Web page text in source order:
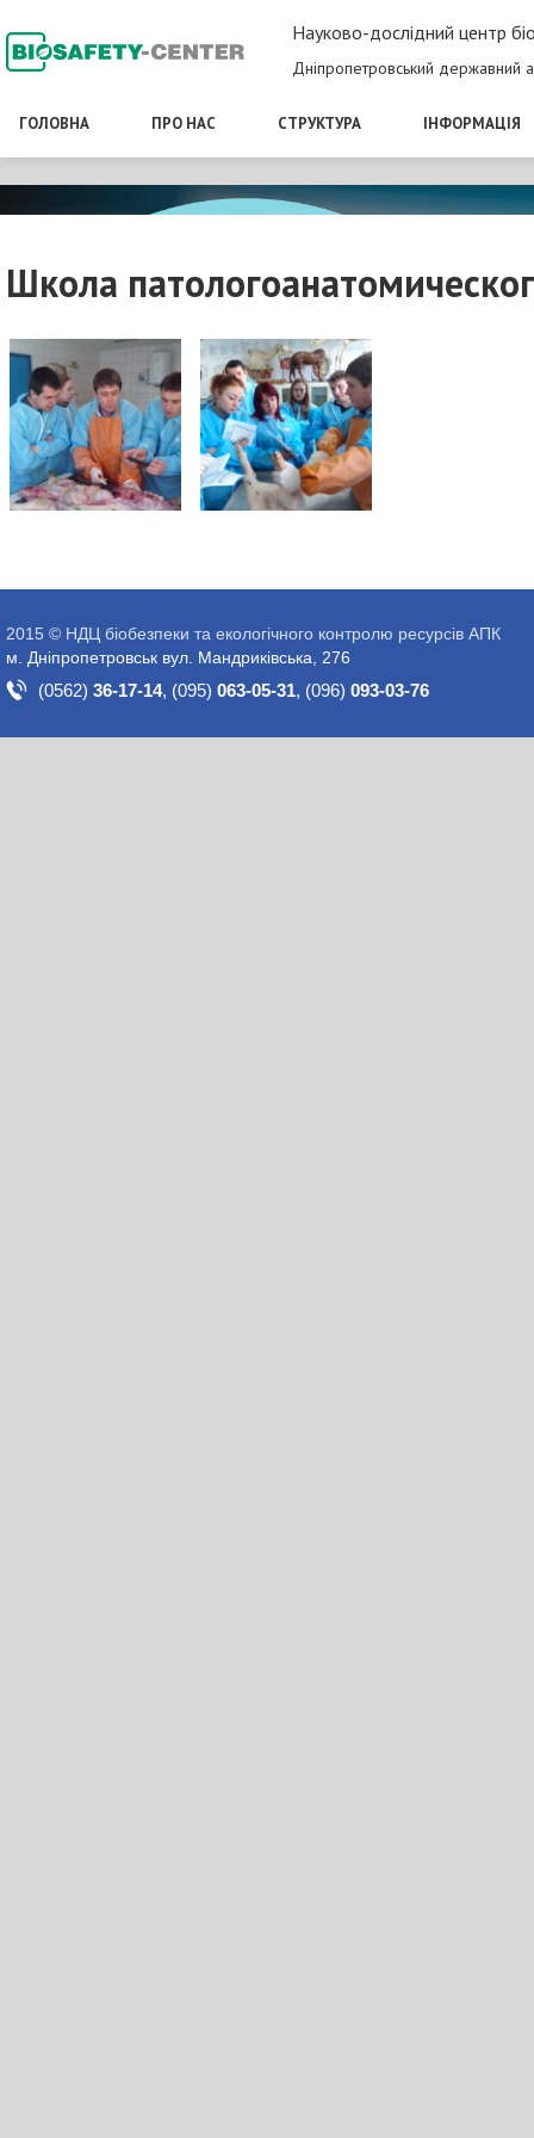
Науково-дослідний центр
Дніпропетровський державний
ГОЛОВНА ПРО НАС СТРУКТУРА ІНФОРМАЦІЯ
Школа
2015 © НДЦ біобезпеки та екологічного контролю ресурсів АПК
м. Дніпропетровськ вул. Мандриківська, 276
(0562) 36-17-14, (095) 063-05-31, (096) 093-03-76